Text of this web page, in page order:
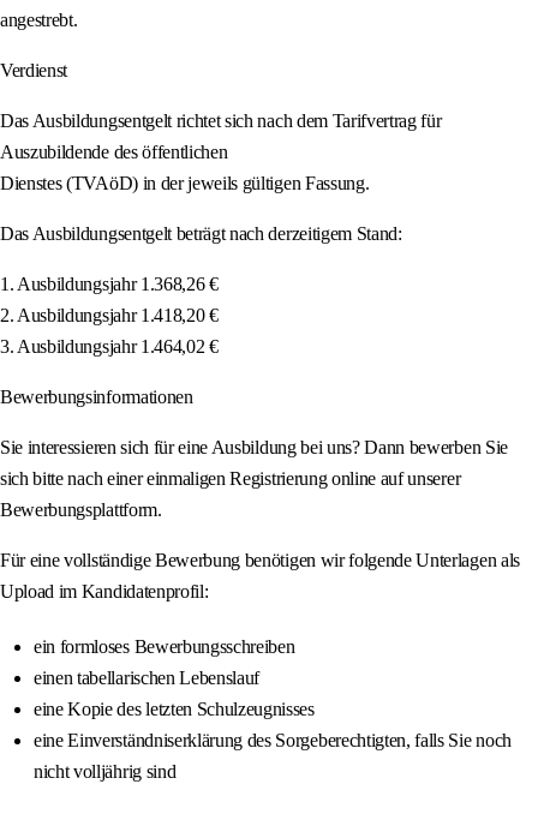
angestrebt.
Verdienst
Das Ausbildungsentgelt richtet sich nach dem Tarifvertrag für
Auszubildende des öffentlichen
Dienstes (TVAöD) in der jeweils gültigen Fassung.
Das Ausbildungsentgelt beträgt nach derzeitigem Stand:
1. Ausbildungsjahr 1.368,26 €
2. Ausbildungsjahr 1.418,20 €
3. Ausbildungsjahr 1.464,02 €
Bewerbungsinformationen
Sie interessieren sich für eine Ausbildung bei uns? Dann bewerben Sie
sich bitte nach einer einmaligen Registrierung online auf unserer
Bewerbungsplattform.
Für eine vollständige Bewerbung benötigen wir folgende Unterlagen als
Upload im Kandidatenprofil:
ein formloses Bewerbungsschreiben
einen tabellarischen Lebenslauf
eine Kopie des letzten Schulzeugnisses
eine Einverständniserklärung des Sorgeberechtigten, falls Sie noch
nicht volljährig sind